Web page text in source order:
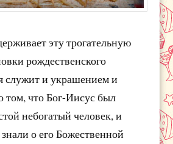
эту трогательную
рождественского
служит и украшением и
том, что Бог-Иисус был
небогатый человек, и
о его Божественной